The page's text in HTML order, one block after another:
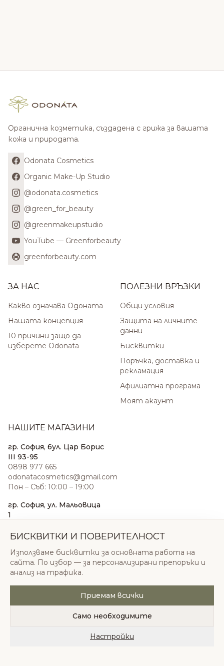
Органична козметика, създадена с грижа за вашата
кожа и природата.
Odonata Cosmetics
Organic Make-Up Studio
@odonata.cosmetics
@green_for_beauty
@greenmakeupstudio
YouTube — Greenforbeauty
greenforbeauty.com
ЗА НАС
Какво означава Одоната
Нашата концепция
10 причини защо да
изберете Odonata
ПОЛЕЗНИ ВРЪЗКИ
Общи условия
Защита на личните
данни
Бисквитки
Поръчка, доставка и
рекламация
Афилиатна програма
Моят акаунт
НАШИТЕ МАГАЗИНИ
гр. София, бул. Цар Борис
III 93-95
0898 977 665
odonatacosmetics@gmail.com
Пон – Съб: 10:00 – 19:00
гр. София, ул. Мальовица
1
sales@odonatacosmetics.com
Нед: 11:00 – 18:00
© 2026 Одоната Козметикс ООД. Всички права
запазени.
Политика за поверителностОбщи условия
БИСКВИТКИ И ПОВЕРИТЕЛНОСТ
Използваме бисквитки за основната работа на
сайта. По избор — за персонализирани препоръки и
анализ на трафика.
Приемам всички
Само необходимите
Настройки